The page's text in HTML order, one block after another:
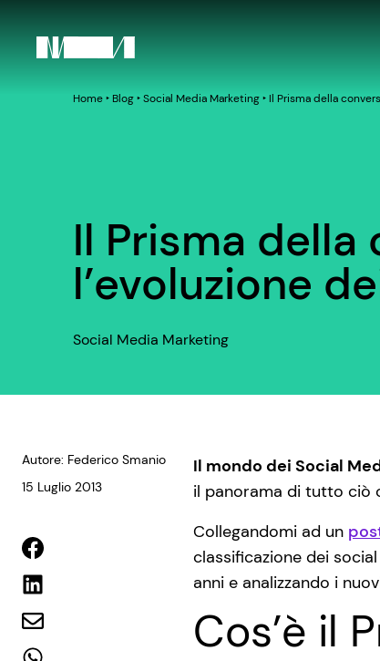
Home‣ Blog‣Social Media Marketing‣ Il Prisma della
Il Prisma della
l’evoluzione
Social Media Marketing
Autore: Federico Smanio
15 Luglio 2013
Il mondo dei Social
il panorama di tutto ciò
Collegandomi ad un
classificazione dei
anni e analizzando i
Cos’è il